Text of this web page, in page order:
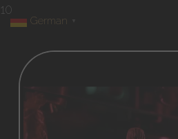
10
German